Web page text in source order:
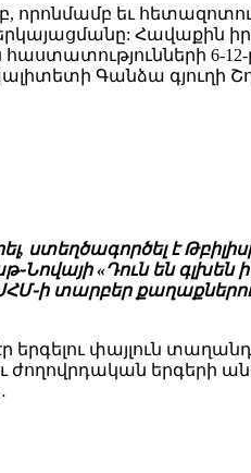
որոնմամբ եւ
Հավաքին
6-
Գանձա գյուղի
է
«Դուն են գլխեն
տարբեր
երգելու փայլուն
ժողովրդական երգերի